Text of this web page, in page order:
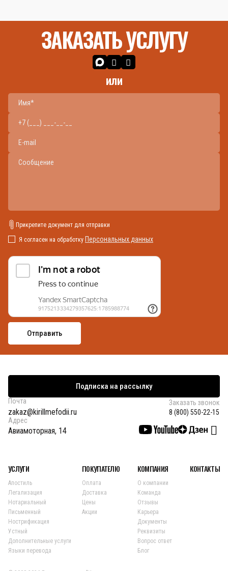
ЗАКАЗАТЬ УСЛУГУ
или
Прикрепите документ для отправки
Я согласен на обработку Персональных данных
Подписка на рассылку
Почта
zakaz@kirillmefodii.ru
Заказать звонок
8 (800) 550-22-15
Адрес
Авиамоторная, 14
УСЛУГИ
Апостиль
Легализация
Нотариальный
Письменный
Нострификация
Устный
Дополнительные услуги
Языки перевода
ПОКУПАТЕЛЮ
Оплата
Доставка
Цены
Акции
КОМПАНИЯ
О компании
Команда
Отзывы
Карьера
Документы
Реквизиты
Вопрос ответ
Блог
КОНТАКТЫ